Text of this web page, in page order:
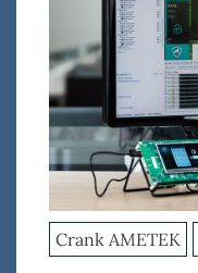
Crank AMETEK